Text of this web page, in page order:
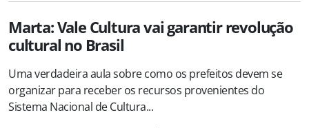
Marta: Vale Cultura vai garantir revolução
cultural no Brasil
Uma verdadeira aula sobre como os prefeitos devem se
organizar para receber os recursos provenientes do
Sistema Nacional de Cultura...